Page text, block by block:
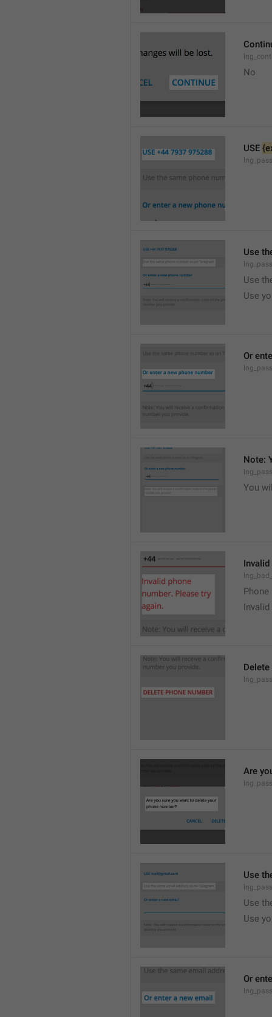
No
USE
Use
Use
Use
Or
Note:
You
Phone
Invalid
Are
Use
Use
Use
Or